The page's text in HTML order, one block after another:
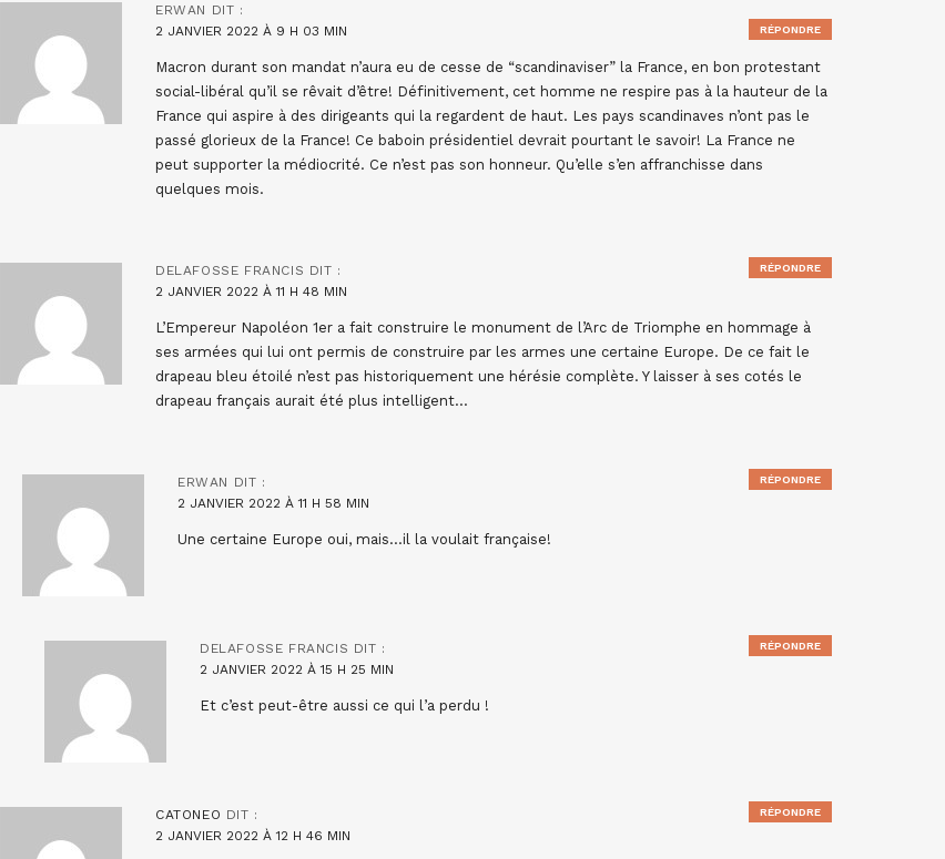
ERWAN DIT :
2 JANVIER 2022 À 9 H 03 MIN
Macron durant son mandat n’aura eu de cesse de “scandinaviser” la France, en bon protestant
social-libéral qu’il se rêvait d’être! Définitivement, cet homme ne respire pas à la hauteur de la
France qui aspire à des dirigeants qui la regardent de haut. Les pays scandinaves n’ont pas le
passé glorieux de la France! Ce baboin présidentiel devrait pourtant le savoir! La France ne
peut supporter la médiocrité. Ce n’est pas son honneur. Qu’elle s’en affranchisse dans
quelques mois.
RÉPONDRE
DELAFOSSE FRANCIS DIT :
2 JANVIER 2022 À 11 H 48 MIN
L’Empereur Napoléon 1er a fait construire le monument de l’Arc de Triomphe en hommage à
ses armées qui lui ont permis de construire par les armes une certaine Europe. De ce fait le
drapeau bleu étoilé n’est pas historiquement une hérésie complète. Y laisser à ses cotés le
drapeau français aurait été plus intelligent…
RÉPONDRE
ERWAN DIT :
2 JANVIER 2022 À 11 H 58 MIN
Une certaine Europe oui, mais…il la voulait française!
RÉPONDRE
DELAFOSSE FRANCIS DIT :
2 JANVIER 2022 À 15 H 25 MIN
Et c’est peut-être aussi ce qui l’a perdu !
RÉPONDRE
CATONEO DIT :
2 JANVIER 2022 À 12 H 46 MIN
RÉPONDRE